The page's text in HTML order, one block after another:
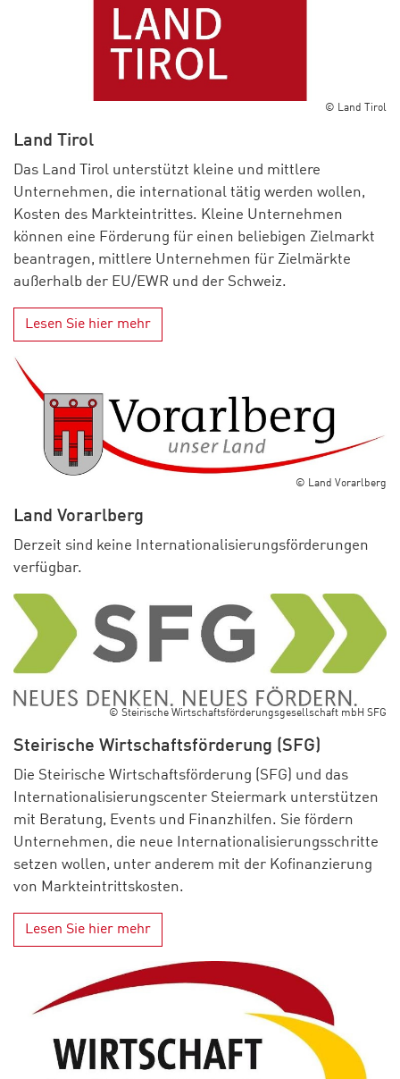
© Land Tirol
Land Tirol
Das Land Tirol unterstützt kleine und mittlere
Unternehmen, die international tätig werden wollen,
Kosten des Markteintrittes. Kleine Unternehmen
können eine Förderung für einen beliebigen Zielmarkt
beantragen, mittlere Unternehmen für Zielmärkte
außerhalb der EU/EWR und der Schweiz.
Lesen Sie hier mehr
© Land Vorarlberg
Land Vorarlberg
Derzeit sind keine Internationalisierungsförderungen
verfügbar.
© Steirische Wirtschaftsförderungsgesellschaft mbH SFG
Steirische Wirtschaftsförderung (SFG)
Die Steirische Wirtschaftsförderung (SFG) und das
Internationalisierungscenter Steiermark unterstützen
mit Beratung, Events und Finanzhilfen. Sie fördern
Unternehmen, die neue Internationalisierungsschritte
setzen wollen, unter anderem mit der Kofinanzierung
von Markteintrittskosten.
Lesen Sie hier mehr